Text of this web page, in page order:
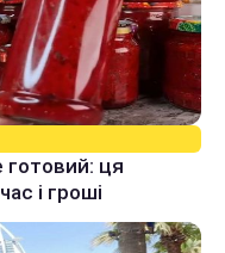
готовий: ця
і гроші